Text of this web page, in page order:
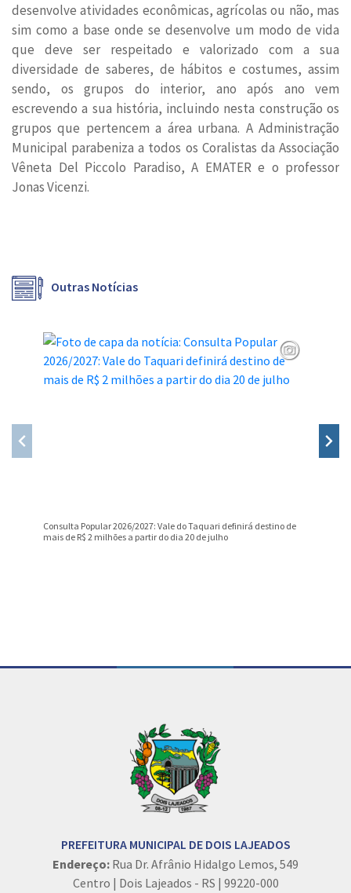
desenvolve atividades econômicas, agrícolas ou não, mas
sim como a base onde se desenvolve um modo de vida
que deve ser respeitado e valorizado com a sua
diversidade de saberes, de hábitos e costumes, assim
sendo, os grupos do interior, ano após ano vem
escrevendo a sua história, incluindo nesta construção os
grupos que pertencem a área urbana. A Administração
Municipal parabeniza a todos os Coralistas da Associação
Vêneta Del Piccolo Paradiso, A EMATER e o professor
Jonas Vicenzi.
Outras Notícias
Consulta Popular 2026/2027: Vale do Taquari definirá destino de
mais de R$ 2 milhões a partir do dia 20 de julho
PREFEITURA MUNICIPAL DE DOIS LAJEADOS
Endereço: Rua Dr. Afrânio Hidalgo Lemos, 549
Centro | Dois Lajeados - RS | 99220-000